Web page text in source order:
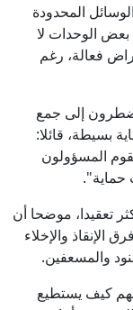
المحدودة
الوحدات لا
فعالة، رغم
يضطرون إلى جمع
بسيطة، قائلا:
المسؤولون
حماية".
تعقيدا، موضحا أن
الإنقاذ والإخلاء
والمسعفين.
كيف يستطيع